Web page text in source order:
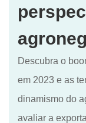
Descubra o
em 2023 e as
dinamismo do
avaliar a